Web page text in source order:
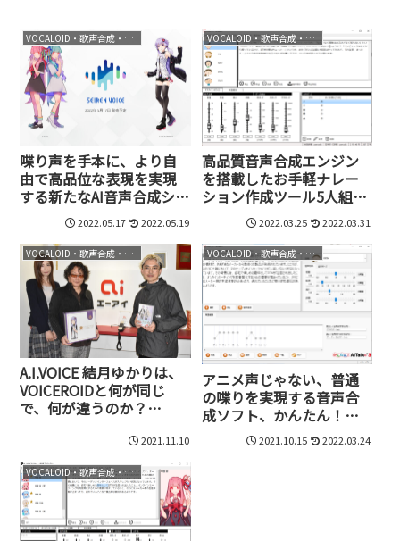
VOCALOID・歌声合成・音声合成
喋り声を手本に、より自
由で高品位な表現を実現
する新たなAI音声合成シス
テム、Seiren Voiceをドワ
ンゴが発売開始
2022.05.17 2022.05.19
VOCALOID・歌声合成・音声合成
高品質音声合成エンジン
を搭載したお手軽ナレー
ション作成ツール5人組セ
ット、かんたん！AITalk5
が70%オフの4,980円
2022.03.25 2022.03.31
VOCALOID・歌声合成・音声合成
A.I.VOICE 結月ゆかりは、
VOICEROIDと何が同じ
で、何が違うのか？
2021.11.10
VOCALOID・歌声合成・音声合成
アニメ声じゃない、普通
の喋りを実現する音声合
成ソフト、かんたん！
AITalk3。5話者パック
が、7話者パックが発売
2021.10.15 2022.03.24
VOCALOID・歌声合成・音声合成